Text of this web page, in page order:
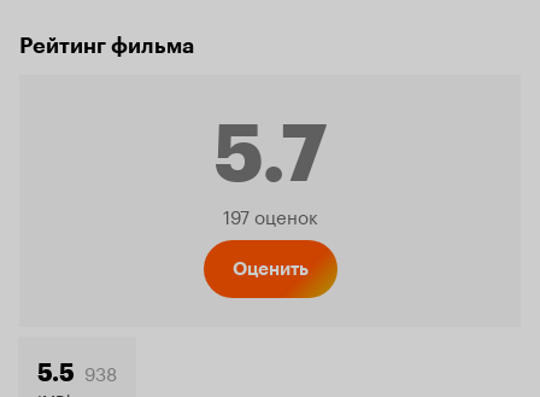
Рейтинг фильма
5.7
Рейтинг
197 оценок
Оценить
5.5 938